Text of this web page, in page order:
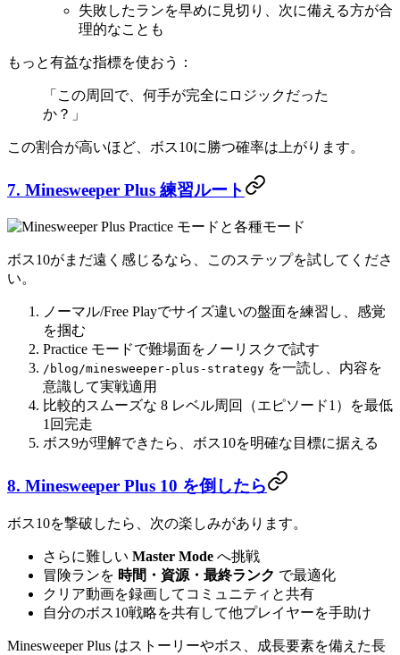
失敗したランを早めに見切り、次に備える方が合
理的なことも
もっと有益な指標を使おう：
「この周回で、何手が完全にロジックだった
か？」
この割合が高いほど、ボス10に勝つ確率は上がります。
7. Minesweeper Plus 練習ルート
ボス10がまだ遠く感じるなら、このステップを試してくださ
い。
ノーマル/Free Playでサイズ違いの盤面を練習し、感覚
を掴む
Practice モードで難場面をノーリスクで試す
/blog/minesweeper-plus-strategy を一読し、内容を
意識して実戦適用
比較的スムーズな 8 レベル周回（エピソード1）を最低
1回完走
ボス9が理解できたら、ボス10を明確な目標に据える
8. Minesweeper Plus 10 を倒したら
ボス10を撃破したら、次の楽しみがあります。
さらに難しい Master Mode へ挑戦
冒険ランを 時間・資源・最終ランク で最適化
クリア動画を録画してコミュニティと共有
自分のボス10戦略を共有して他プレイヤーを手助け
Minesweeper Plus はストーリーやボス、成長要素を備えた長